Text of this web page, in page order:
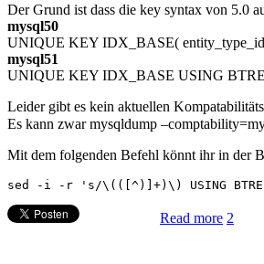
Der Grund ist dass die key syntax von 5.0
mysql50
UNIQUE KEY IDX_BASE(
mysql51
UNIQUE KEY IDX_BASE USING
Leider gibt es kein aktuellen
Es kann zwar mysqldump
Mit dem folgenden Befehl könnt ihr in der
Read more 2